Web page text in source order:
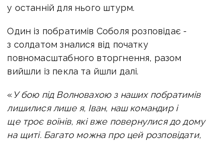
у останній для нього штурм.
Один із побратимів Соболя розповідає -
з солдатом зналися від початку
повномасштабного вторгнення, разом
вийшли із пекла та йшли далі.
« У бою під Волновахою з наших побратимів
лишилися лише я, Іван, наш командир і
ще троє воїнів, які вже повернулися до дому
на щиті. Багато можна про цей розповідати,